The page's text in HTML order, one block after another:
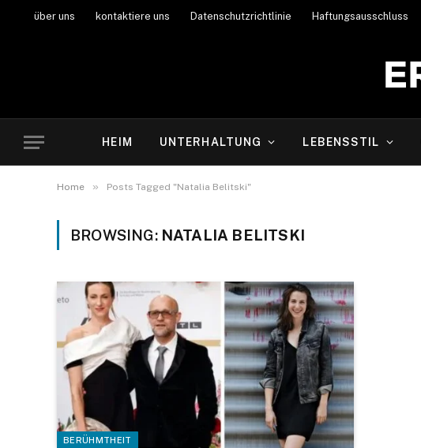
über uns kontaktiere uns Datenschutzrichtlinie Haftungsausschluss
HEIM UNTERHALTUNG LEBENSSTIL
Home » Posts Tagged "Natalia Belitski"
BROWSING: NATALIA BELITSKI
BERÜHMTHEIT